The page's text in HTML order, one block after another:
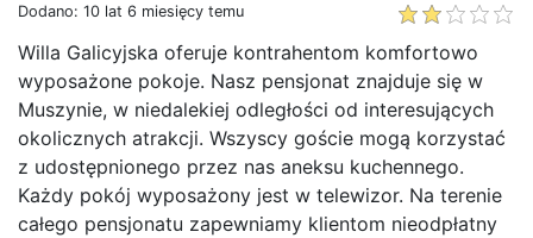
Dodano: 10 lat 6 miesięcy temu
Willa Galicyjska oferuje kontrahentom komfortowo
wyposażone pokoje. Nasz pensjonat znajduje się w
Muszynie, w niedalekiej odległości od interesujących
okolicznych atrakcji. Wszyscy goście mogą korzystać
z udostępnionego przez nas aneksu kuchennego.
Każdy pokój wyposażony jest w telewizor. Na terenie
całego pensjonatu zapewniamy klientom nieodpłatny